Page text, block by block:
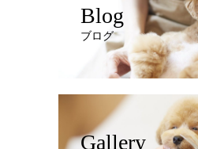
Blog
ブログ
Gallery